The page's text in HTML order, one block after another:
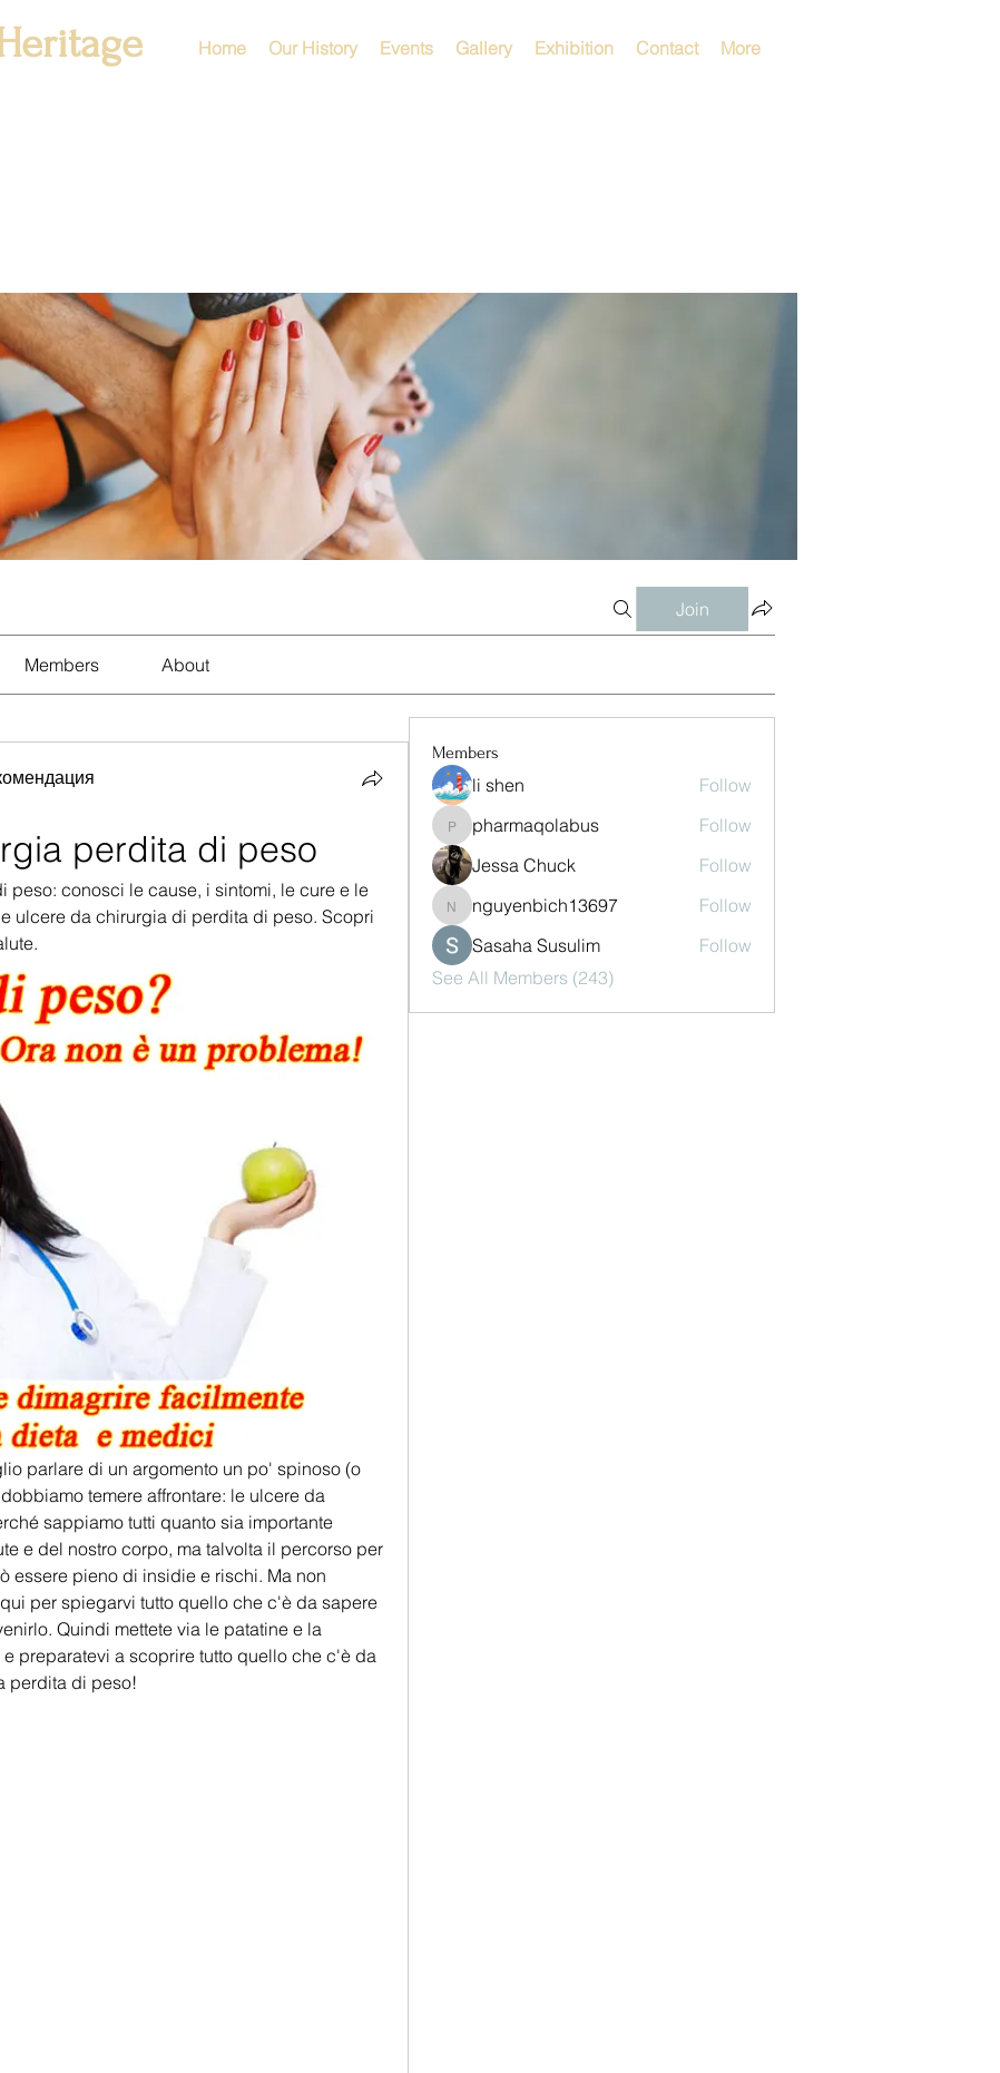
Home Our History Events Gallery Exhibition Contact More
Join
Members About
perdita di peso
conosci le cause, i sintomi, le cure e le
ulcere da chirurgia di perdita di peso. Scopri
parlare di un argomento un po' spinoso (o
temere affrontare: le ulcere da
sappiamo tutti quanto sia importante
e del nostro corpo, ma talvolta il percorso per
essere pieno di insidie e rischi. Ma non
per spiegarvi tutto quello che c'è da sapere
Quindi mettete via le patatine e la
preparatevi a scoprire tutto quello che c'è da
perdita di peso!
Members
li shen Follow
pharmaqolabus
pharmaqolabus
Follow
Jessa Chuck
Follow
nguyenbich13697
nguyenbich13697
Follow
Sasaha Susulim
Follow
See All Members (243)